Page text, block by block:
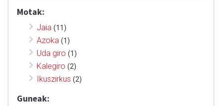
Motak:
Jaia (11)
Azoka (1)
Uda giro (1)
Kalegiro (2)
Ikuszirkus (2)
Guneak: